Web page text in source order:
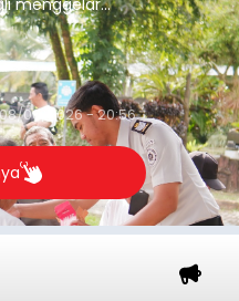
gratis, Rabu
06/2026 - 20:56